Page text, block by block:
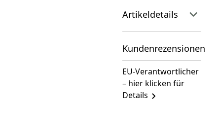
Artikeldetails
Kundenrezensionen
EU-Verantwortlicher
– hier klicken für
Details